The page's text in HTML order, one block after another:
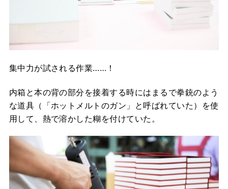
集中力が試される作業……！
内箱と本の背の部分を接着する時にはまるで拳銃のよう
な道具（「ホットメルトのガン」と呼ばれていた）を使
用して、熱で溶かした糊を付けていた。